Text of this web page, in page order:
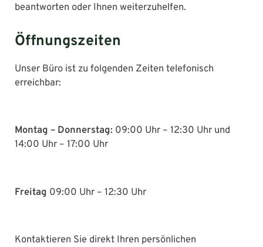
beantworten oder Ihnen weiterzuhelfen.
Öffnungszeiten
Unser Büro ist zu folgenden Zeiten telefonisch
erreichbar:
Montag – Donnerstag: 09:00 Uhr – 12:30 Uhr und
14:00 Uhr – 17:00 Uhr
Freitag 09:00 Uhr – 12:30 Uhr
Kontaktieren Sie direkt Ihren persönlichen